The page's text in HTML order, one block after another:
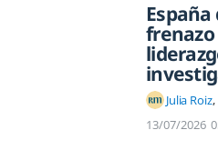
Julia Roiz
13/07/2026